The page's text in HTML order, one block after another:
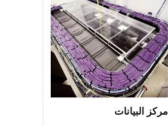
مركز البيانات